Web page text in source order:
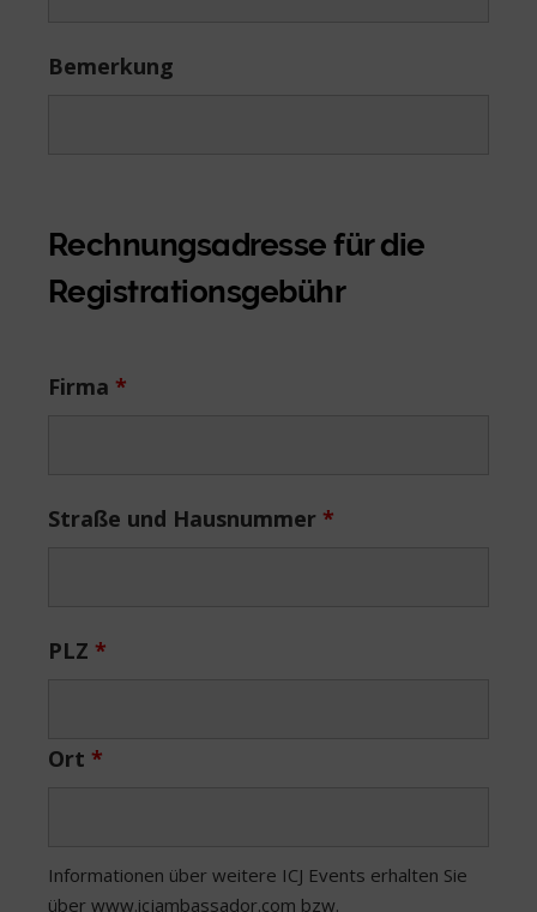
Bemerkung
Rechnungsadresse für die
Registrationsgebühr
Firma *
Straße und Hausnummer *
PLZ *
Ort *
Informationen über weitere ICJ Events erhalten Sie
über www.icjambassador.com bzw.